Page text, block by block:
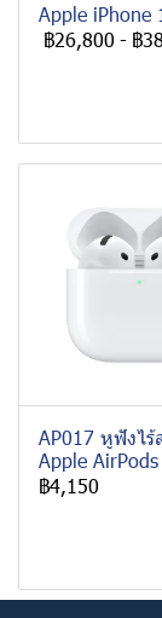
Apple iPhone
฿26,800 - ฿
AP017 หูฟังไร้
Apple
฿4,150